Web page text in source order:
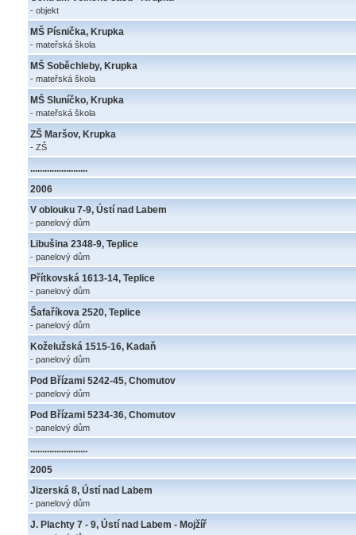
- objekt
MŠ Písnička, Krupka
- mateřská škola
MŠ Soběchleby, Krupka
- mateřská škola
MŠ Sluníčko, Krupka
- mateřská škola
ZŠ Maršov, Krupka
- ZŠ
........................
2006
V oblouku 7-9, Ústí nad Labem
- panelový dům
Libušina 2348-9, Teplice
- panelový dům
Přítkovská 1613-14, Teplice
- panelový dům
Šafaříkova 2520, Teplice
- panelový dům
Koželužská 1515-16, Kadaň
- panelový dům
Pod Břízami 5242-45, Chomutov
- panelový dům
Pod Břízami 5234-36, Chomutov
- panelový dům
........................
2005
Jizerská 8, Ústí nad Labem
- panelový dům
J. Plachty 7 - 9, Ústí nad Labem - Mojžíř